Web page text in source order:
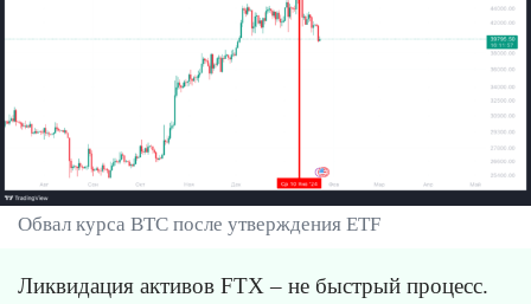
Обвал курса BTC после утверждения ETF
Ликвидация активов FTX – не быстрый процесс.